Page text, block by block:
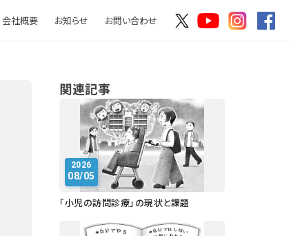
会社概要 お知らせ お問い合わせ
関連記事
2026
08/05
「小児の訪問診療」の現状と課題